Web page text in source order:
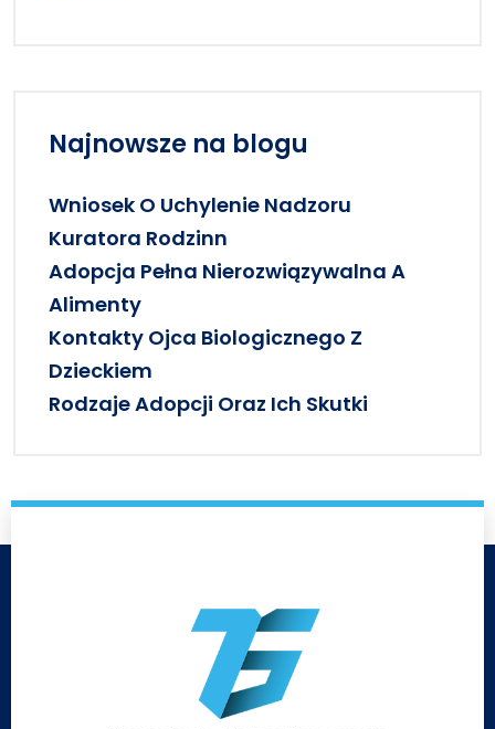
Najnowsze na blogu
Wniosek O Uchylenie Nadzoru
Kuratora Rodzinn
Adopcja Pełna Nierozwiązywalna A
Alimenty
Kontakty Ojca Biologicznego Z
Dzieckiem
Rodzaje Adopcji Oraz Ich Skutki